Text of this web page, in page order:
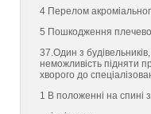
4 Перелом
5 Пошкодження
37.Один з
неможливiсть пiдняти
хворого до
1 В положеннi на спинi